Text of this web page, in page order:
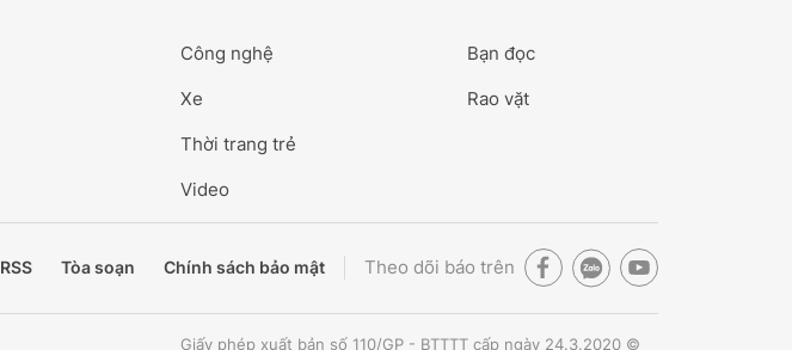
Công nghệ
Xe
Thời trang trẻ
Video
Bạn đọc
Rao vặt
RSS Tòa soạn Chính sách bảo mật Theo dõi báo trên
Giấy phép xuất bản số 110/GP - BTTTT cấp ngày 24.3.2020 ©